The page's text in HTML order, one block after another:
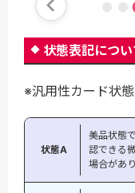
状態表記につい
※汎用性カード状
状態A
美品状態
認できる
場合があり